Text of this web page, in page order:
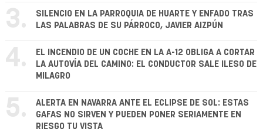
3.
SILENCIO EN LA PARROQUIA DE HUARTE Y ENFADO TRAS
LAS PALABRAS DE SU PÁRROCO, JAVIER AIZPÚN
4.
EL INCENDIO DE UN COCHE EN LA A-12 OBLIGA A CORTAR
LA AUTOVÍA DEL CAMINO: EL CONDUCTOR SALE ILESO DE
MILAGRO
5.
ALERTA EN NAVARRA ANTE EL ECLIPSE DE SOL: ESTAS
GAFAS NO SIRVEN Y PUEDEN PONER SERIAMENTE EN
RIESGO TU VISTA